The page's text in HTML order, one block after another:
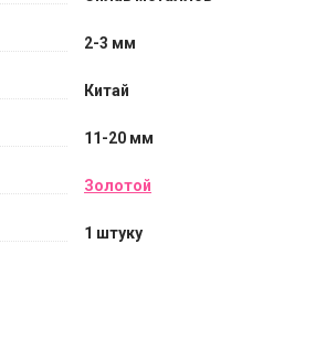
2-3 мм
Китай
11-20 мм
Золотой
1 штуку